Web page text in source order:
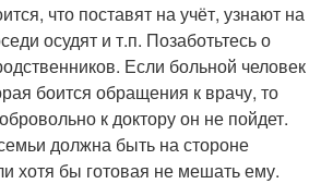
что поставят на учёт, узнают на
осудят и т.п. Позаботьтесь о
Если больной человек
боится обращения к врачу, то
к доктору он не пойдет.
должна быть на стороне
хотя бы готовая не мешать ему.